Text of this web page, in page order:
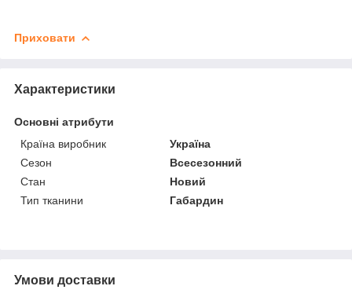
Приховати
Характеристики
Основні атрибути
Країна виробник
Україна
Сезон
Всесезонний
Стан
Новий
Тип тканини
Габардин
Умови доставки